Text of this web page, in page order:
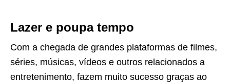
Lazer e poupa tempo
Com a chegada de grandes plataformas de filmes,
séries, músicas, vídeos e outros relacionados a
entretenimento, fazem muito sucesso graças ao